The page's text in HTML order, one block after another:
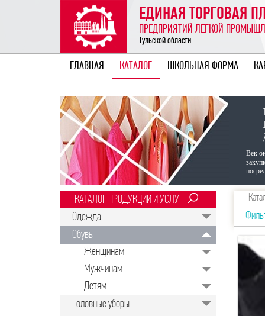
ЕДИНАЯ ТОРГОВАЯ
ПРЕДПРИЯТИЙ ЛЕГКОЙ
Тульской области
ГЛАВНАЯ КАТАЛОГ ШКОЛЬНАЯ ФОРМА
Век
КАТАЛОГ ПРОДУКЦИИ И УСЛУГ
Одежда
Обувь
Женщинам
Мужчинам
Детям
Головные уборы